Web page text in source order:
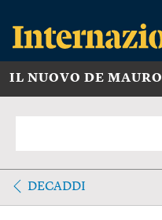
IL NUOVO DE MAURO
DECADDI